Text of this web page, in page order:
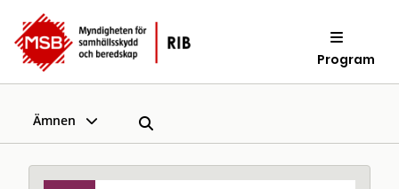
Program
Ämnen